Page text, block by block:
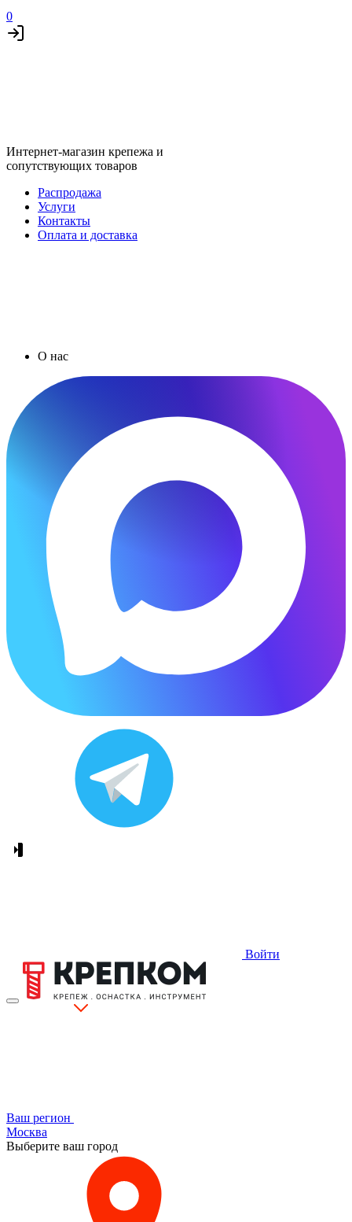
0
Интернет-магазин крепежа и
сопутствующих товаров
Распродажа
Услуги
Контакты
Оплата и доставка
О нас
Войти
Ваш регион
Москва
Выберите ваш город